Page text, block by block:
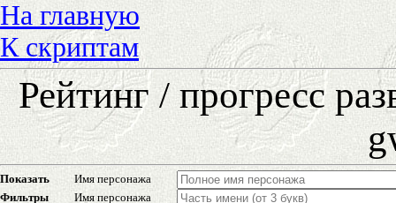
На главную
К скриптам
Рейтинг / прогресс
Показать
Имя персонажа
Фильтры
Имя персонажа